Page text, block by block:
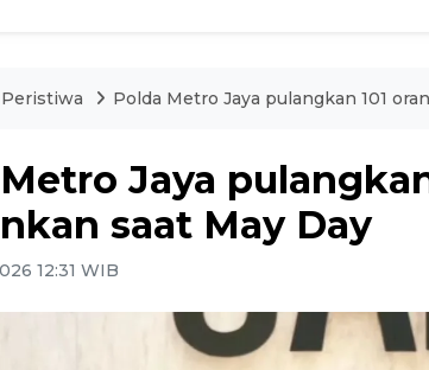
Peristiwa Polda Metro Jaya pulangkan 101
Jaya
saat May Day
12:31 WIB